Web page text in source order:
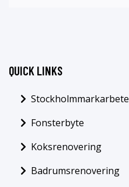
QUICK LINKS
Stockholmmarkarbete
Fonsterbyte
Koksrenovering
Badrumsrenovering